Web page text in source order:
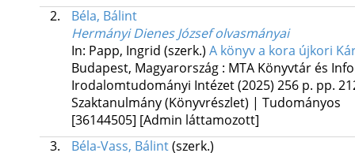
2.
Béla, Bálint
Hermányi Dienes József olvasmányai
In: Papp, Ingrid (szerk.) A könyv a kora újkori
Budapest, Magyarország : MTA Könyvtár és
Irodalomtudományi Intézet(2025) 256 p. pp.
Szaktanulmány (Könyvrészlet) | Tudományos
[36144505] [Admin láttamozott]
3.
Béla-Vass, Bálint(szerk.)